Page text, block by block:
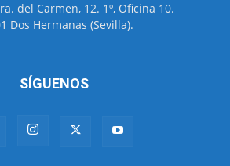
del Carmen, 12. 1º, Oficina 10.
Dos Hermanas (Sevilla).
SÍGUENOS